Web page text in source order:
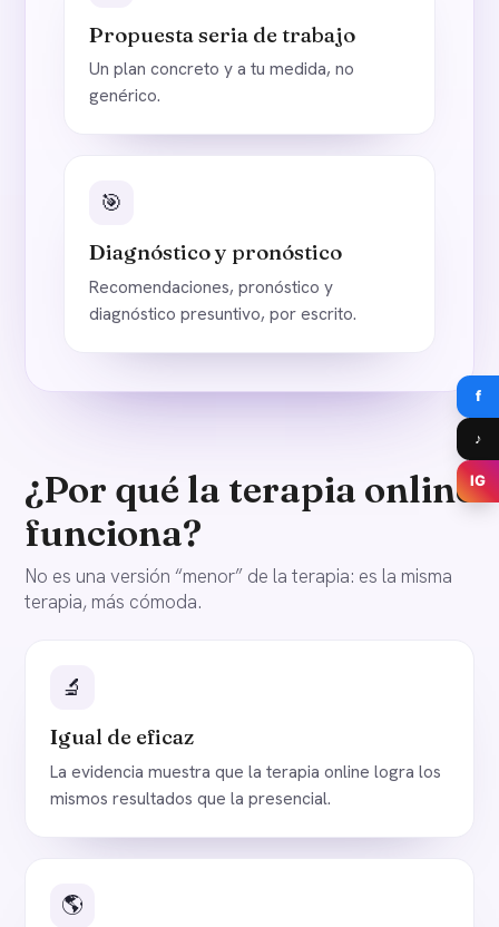
Propuesta seria de trabajo
Un plan concreto y a tu medida, no
genérico.
🎯
Diagnóstico y pronóstico
Recomendaciones, pronóstico y
diagnóstico presuntivo, por escrito.
¿Por qué la terapia online
funciona?
No es una versión “menor” de la terapia: es la misma
terapia, más cómoda.
🔬
Igual de eficaz
La evidencia muestra que la terapia online logra los
mismos resultados que la presencial.
🌎
f
♪
IG